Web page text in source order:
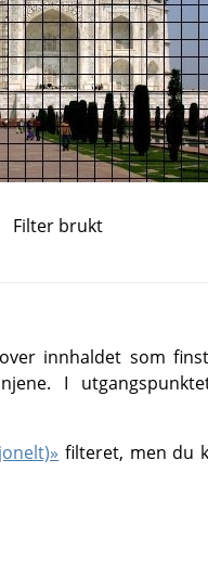
Filter brukt
innhaldet som
I
filteret, men du